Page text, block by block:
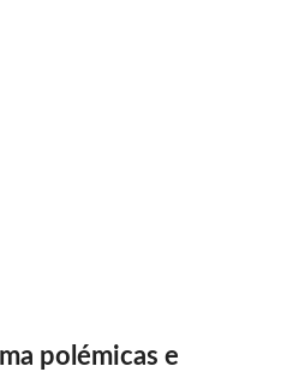
polémicas e